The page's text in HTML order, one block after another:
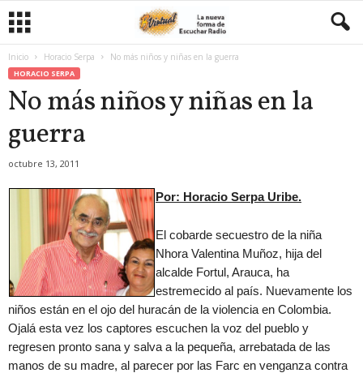
Inicio Horacio Serpa No más niños y niñas en la guerra
HORACIO SERPA
No más niños y niñas en la
guerra
octubre 13, 2011
Por: Horacio Serpa Uribe.
El cobarde secuestro de la niña
Nhora Valentina Muñoz, hija del
alcalde Fortul, Arauca, ha
estremecido al país. Nuevamente los
niños están en el ojo del huracán de la violencia en Colombia.
Ojalá esta vez los captores escuchen la voz del pueblo y
regresen pronto sana y salva a la pequeña, arrebatada de las
manos de su madre, al parecer por las Farc en venganza contra